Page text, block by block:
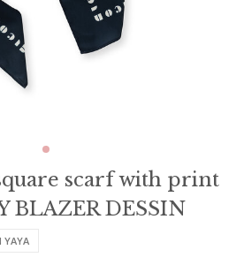
scarf with print
BLAZER DESSIN
YAYA